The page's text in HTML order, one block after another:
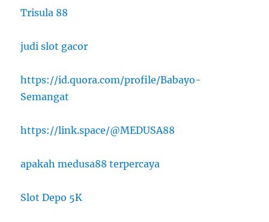
Trisula 88
judi slot gacor
https://id.quora.com/profile/Babayo-
Semangat
https://link.space/@MEDUSA88
apakah medusa88 terpercaya
Slot Depo 5K